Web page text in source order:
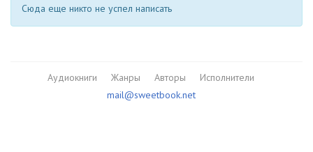
Сюда еще никто не успел написать
Аудиокниги Жанры Авторы
Исполнители
mail@sweetbook.net